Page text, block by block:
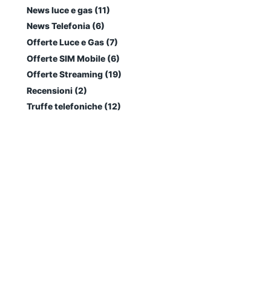
News luce e gas (11)
News Telefonia (6)
Offerte Luce e Gas (7)
Offerte SIM Mobile (6)
Offerte Streaming (19)
Recensioni (2)
Truffe telefoniche (12)